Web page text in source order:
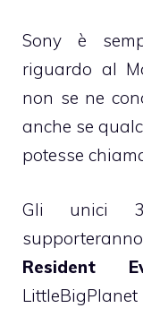
Sony è
riguardo al
non se ne
anche se
potesse
Gli unici 3
Resident
LittleBigPlanet